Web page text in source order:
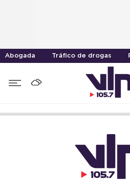
Abogada Tráfico de drogas